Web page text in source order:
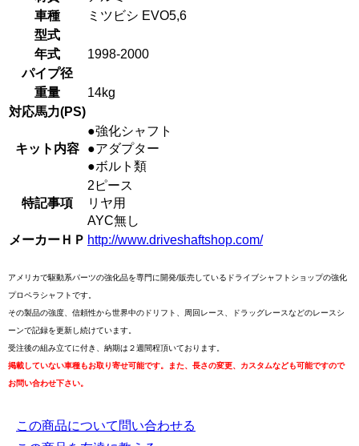
車種
ミツビシ EVO5,6
型式
年式
1998-2000
パイプ径
重量
14kg
対応馬力(PS)
キット内容
●強化シャフト
●アダプター
●ボルト類
特記事項
2ピース
リヤ用
AYC無し
メーカーＨＰ http://www.driveshaftshop.com/
アメリカで駆動系パーツの強化品を専門に開発/販売しているドライブシャフトショップの強化
プロペラシャフトです。
その製品の強度、信頼性から世界中のドリフト、周回レース、ドラッグレースなどのレースシ
ーンで記録を更新し続けています。
受注後の組み立てに付き、納期は２週間程頂いております。
掲載していない車種もお取り寄せ可能です。また、長さの変更、カスタムなども可能ですので
お問い合わせ下さい。
この商品について問い合わせる